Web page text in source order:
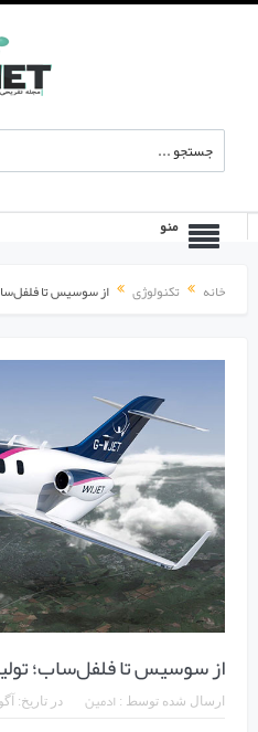
منو
خانه تکنولوژی از سوسیس تا
از سوسیس تا فلفل‌ساب؛
ارسال شده توسط : ادمین در تاریخ: